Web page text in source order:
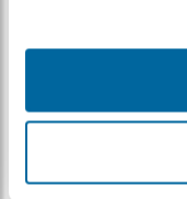
Ed Hoogkamer |
Een oehoe op
stuitklier* goed te
*Het vet uit de